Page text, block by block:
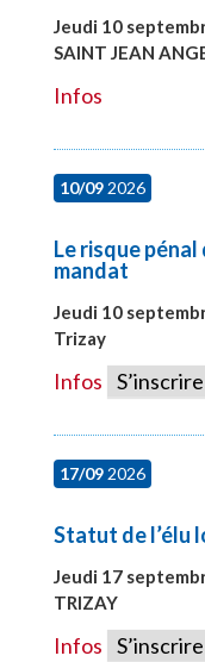
Jeudi 10
SAINT JEAN
Infos
10/092026
Le risque pénal
mandat
Jeudi 10
Trizay
Infos S’inscrire
17/092026
Statut de l’élu
Jeudi 17
TRIZAY
Infos S’inscrire